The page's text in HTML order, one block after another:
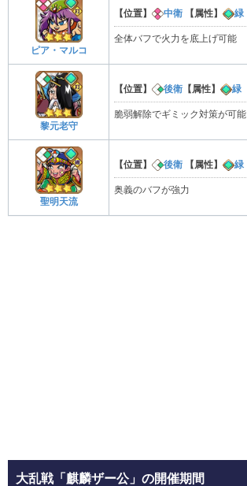
ピア・マルコ
【位置】 中衛 【属性】 緑
全体バフで火力を底上げ可能
黎元老守
【位置】 後衛 【属性】 緑
脆弱解除でギミック対策が可能
聖明天流
【位置】 後衛 【属性】 緑
奥義のバフが強力
大乱戦「麒麟ザー公」の開催期間